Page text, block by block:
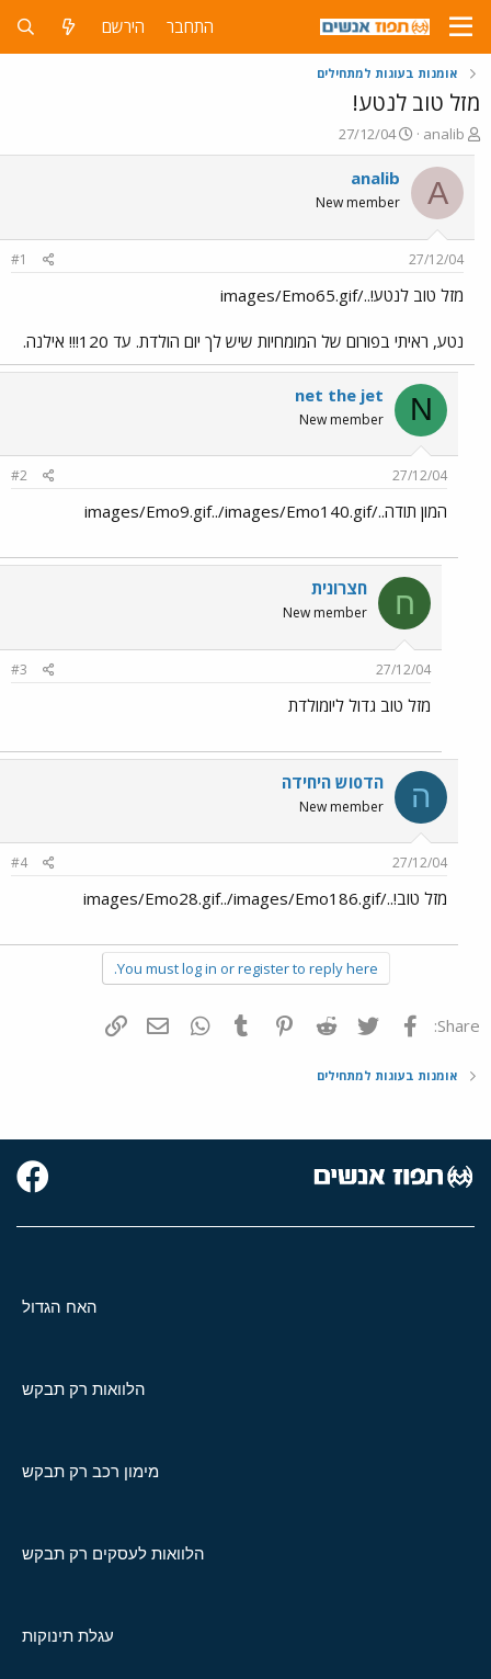
התחבר הירשם
אומנות בעוגות למתחילים
מזל טוב לנטע!
פ
ו
ת
ח
ה
ש
א
analib
פ
ו
ר
ם
ר
27/12/04
A
analib
New member
27/12/04
#1
מזל טוב לנטע!../images/Emo65.gif
נטע, ראיתי בפורום של המומחיות שיש לך יום הולדת. עד 120!!! אילנה.
N
net the jet
New member
27/12/04
#2
המון תודה../images/Emo9.gif../images/Emo140.gif
ח חצרונית
New member
27/12/04
#3
מזל טוב גדול ליומולדת
ה הד0וש היחידה
New member
27/12/04
#4
מזל טוב!../images/Emo28.gif../images/Emo186.gif
You must log in or register to reply here.
Share: פייסבוק Twitter
Reddit
Pinterest
Tumblr
WhatsAppדואר אלקטרוני
אומנות בעוגות למתחילים
האח הגדול
הלוואות רק תבקש
מימון רכב רק תבקש
הלוואות לעסקים רק תבקש
עגלת תינוקות